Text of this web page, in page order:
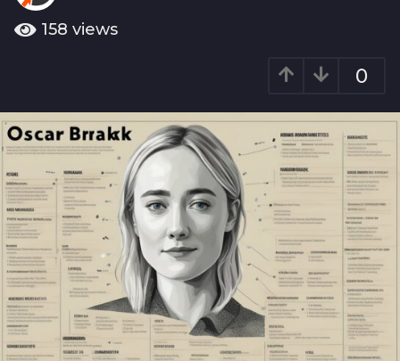
g
o
a
r
a
g
o
a
158 views
0